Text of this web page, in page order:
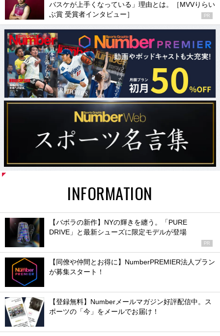
バスケが上手くなっている」理由とは。［MVVりらい
ぶ賞 受賞者インタビュー］
PR
INFORMATION
【バボラの新作】NYの輝きを纏う。「PURE
DRIVE」と最新シューズに限定モデルが登場
PR
【同僚や仲間とお得に】NumberPREMIER法人プラン
が募集スタート！
【登録無料】Numberメールマガジン好評配信中。ス
ポーツの「今」をメールでお届け！